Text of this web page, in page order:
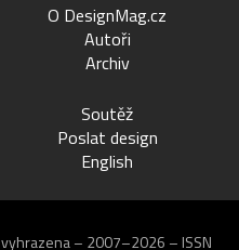
O DesignMag.cz
Autoři
Archiv
Soutěž
Poslat design
English
– 2007–2026 – ISSN